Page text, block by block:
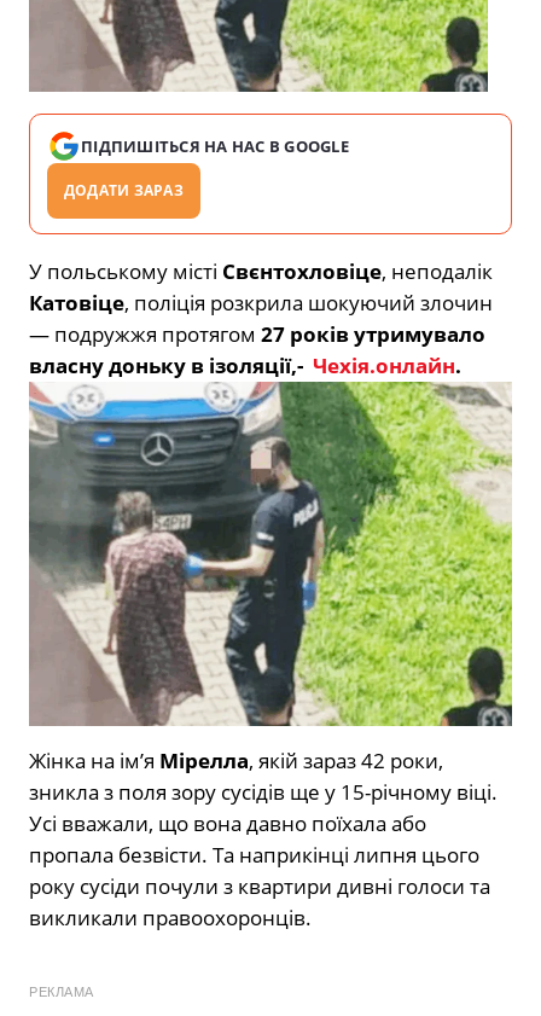
ПІДПИШІТЬСЯ НА НАС В GOOGLE
ДОДАТИ ЗАРАЗ
У польському місті Свєнтохловіце, неподалік
Катовіце, поліція розкрила шокуючий злочин
— подружжя протягом 27 років утримувало
власну доньку в ізоляції,- Чехія.онлайн.
Жінка на ім’я Мірелла, якій зараз 42 роки,
зникла з поля зору сусідів ще у 15-річному віці.
Усі вважали, що вона давно поїхала або
пропала безвісти. Та наприкінці липня цього
року сусіди почули з квартири дивні голоси та
викликали правоохоронців.
РЕКЛАМА